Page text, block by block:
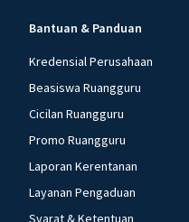
Bantuan & Panduan
Kredensial Perusahaan
Beasiswa Ruangguru
Cicilan Ruangguru
Promo Ruangguru
Laporan Kerentanan
Layanan Pengaduan
Syarat & Ketentuan